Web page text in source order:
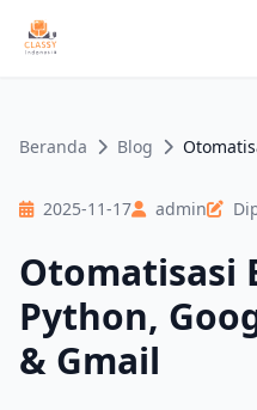
Skip to main content
Beranda Blog
2025-11-17 admin
Otomatisasi
Python,
& Gmail